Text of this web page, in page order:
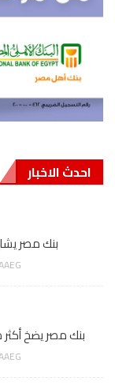
احدث الاخبار
بنك مصر
بنك مصر يضخ أكثر من 100 مليون جنيه لتطوير